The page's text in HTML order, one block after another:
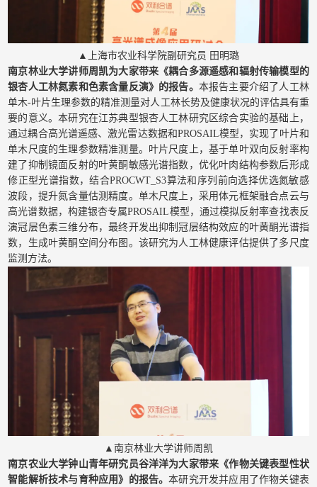
▲上海市农业科学院副研究员 田明璐
南京林业大学讲师周凯为大家带来《耦合多源遥感和辐射传输模型的
银杏人工林氮素和色素含量反演》的报告。 本报告主要介绍了人工林
单木-叶片生理参数的精准测量对人工林长势及健康状况的评估具有重
要的意义。本研究在江苏典型银杏人工林研究区综合实验的基础上，
通过耦合高光谱遥感、激光雷达数据和PROSAIL模型，实现了叶片和
单木尺度的生理参数精准测量。叶片尺度上，基于单叶双向反射率构
建了抑制镜面反射的叶黄酮敏感光谱指数，优化叶肉结构参数后形成
修正型光谱指数，结合PROCWT_S3算法和序列前向选择优选氮敏感
波段，提升氮含量估测精度。单木尺度上，采用体元框架融合点云与
高光谱数据，构建银杏专属PROSAIL模型，通过模拟反射率查找表反
演冠层色素三维分布，最终开发出抑制冠层结构效应的叶黄酮光谱指
数，生成叶黄酮空间分布图。该研究为人工林健康评估提供了多尺度
监测方法。
▲南京林业大学讲师周凯
南京农业大学钟山青年研究员谷洋洋为大家带来《作物关键表型性状
智能解析技术与育种应用》的报告。本研究开发并应用了作物关键表